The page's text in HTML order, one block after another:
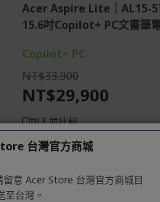
Acer Aspire Lite｜AL15-
15.6吋Copilot+ PC文書筆
Copilot+ PC
NT$33,900
NT$29,900
加入並比較
台灣官方商城
意 Acer Store 台灣官方商城目
至台灣。